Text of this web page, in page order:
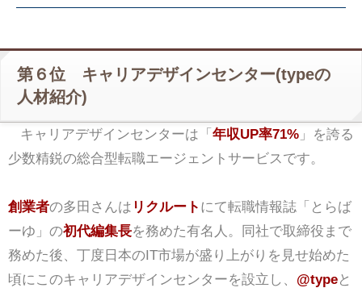
第６位 キャリアデザインセンター(typeの
人材紹介)
キャリアデザインセンターは「 年収UP率71%」を誇る
少数精鋭の総合型転職エージェントサービスです。
創業者の多田さんは リクルート にて転職情報誌「とらば
ーゆ」の初代編集長を務めた有名人。同社で取締役まで
務めた後、丁度日本のIT市場が盛り上がりを見せ始めた
頃にこのキャリアデザインセンターを設立し、 @typeと